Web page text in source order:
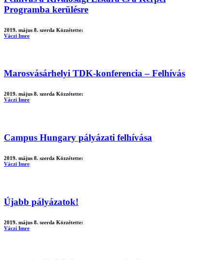
Programba kerülésre
2019. május 8. szerda Közzétette:
Váczi Imre
Marosvásárhelyi TDK-konferencia – Felhívás
2019. május 8. szerda Közzétette:
Váczi Imre
Campus Hungary pályázati felhívása
2019. május 8. szerda Közzétette:
Váczi Imre
Újabb pályázatok!
2019. május 8. szerda Közzétette:
Váczi Imre